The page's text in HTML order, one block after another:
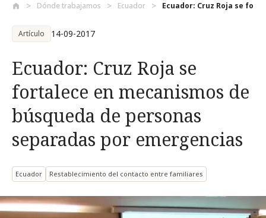
Dónde trabajamos Ecuador Ecuador: Cruz Roja se
Artículo 14-09-2017
Ecuador: Cruz Roja se
fortalece en mecanismos de
búsqueda de personas
separadas por emergencias
Ecuador Restablecimiento del contacto entre familiares